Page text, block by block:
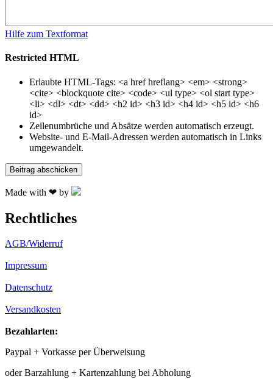
Hilfe zum Textformat
Restricted HTML
Erlaubte HTML-Tags: <a href hreflang> <em> <strong>
<cite> <blockquote cite> <code> <ul type> <ol start type>
<li> <dl> <dt> <dd> <h2 id> <h3 id> <h4 id> <h5 id> <h6
id>
Zeilenumbrüche und Absätze werden automatisch erzeugt.
Website- und E-Mail-Adressen werden automatisch in Links
umgewandelt.
Made with ❤ by
Rechtliches
AGB/Widerruf
Impressum
Datenschutz
Versandkosten
Bezahlarten:
Paypal + Vorkasse per Überweisung
oder Barzahlung + Kartenzahlung bei Abholung